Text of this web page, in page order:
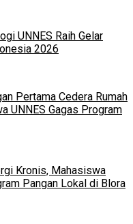
UNNES Raih Gelar
2026
Pertama Cedera Rumah
UNNES Gagas Program
Kronis, Mahasiswa
Pangan Lokal di Blora